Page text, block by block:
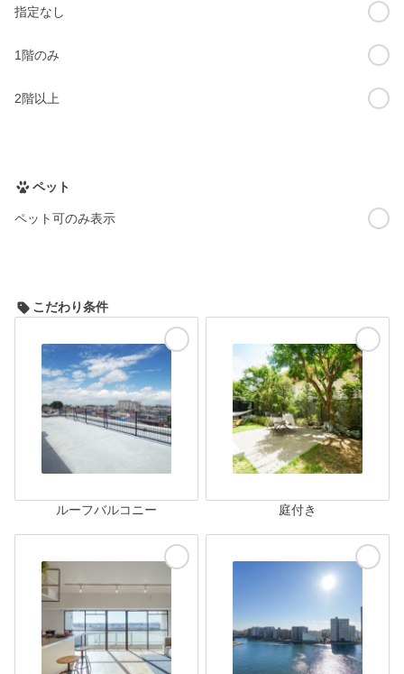
指定なし
1階のみ
2階以上
ペット
ペット可のみ表示
こだわり条件
ルーフバルコニー 庭付き